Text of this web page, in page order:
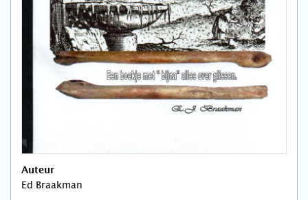
Auteur
Ed Braakman